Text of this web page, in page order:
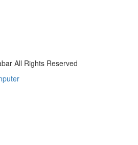
All Rights Reserved